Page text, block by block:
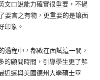
文口說能力確實很重要，不過
要言之有物，更重要的是讓面
印象。
過程中，都敗在面試這一關，
的顧問時間，引導學生更了解
近還與美國德州大學碩士畢